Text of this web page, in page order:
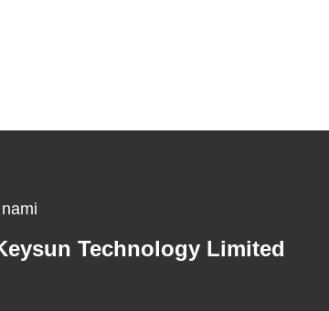
Technology Limited